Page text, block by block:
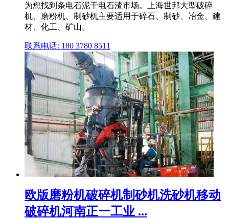
为您找到条电石泥干电石渣市场。上海世邦大型破碎
机、磨粉机、制砂机主要适用于碎石、制砂、冶金、建
材、化工、矿山。
联系电话: 180 3780 8511
欧版磨粉机破碎机制砂机洗砂机移动
破碎机河南正一工业 ...